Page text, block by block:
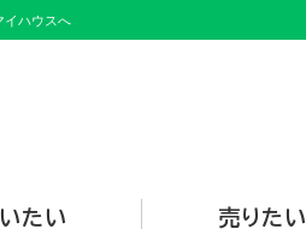
イハウスへ
たい 売りたい